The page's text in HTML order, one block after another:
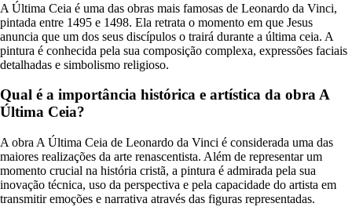
A Última Ceia é uma das obras mais famosas de Leonardo da Vinci,
pintada entre 1495 e 1498. Ela retrata o momento em que Jesus
anuncia que um dos seus discípulos o trairá durante a última ceia. A
pintura é conhecida pela sua composição complexa, expressões faciais
detalhadas e simbolismo religioso.
Qual é a importância histórica e artística da obra A
Última Ceia?
A obra A Última Ceia de Leonardo da Vinci é considerada uma das
maiores realizações da arte renascentista. Além de representar um
momento crucial na história cristã, a pintura é admirada pela sua
inovação técnica, uso da perspectiva e pela capacidade do artista em
transmitir emoções e narrativa através das figuras representadas.